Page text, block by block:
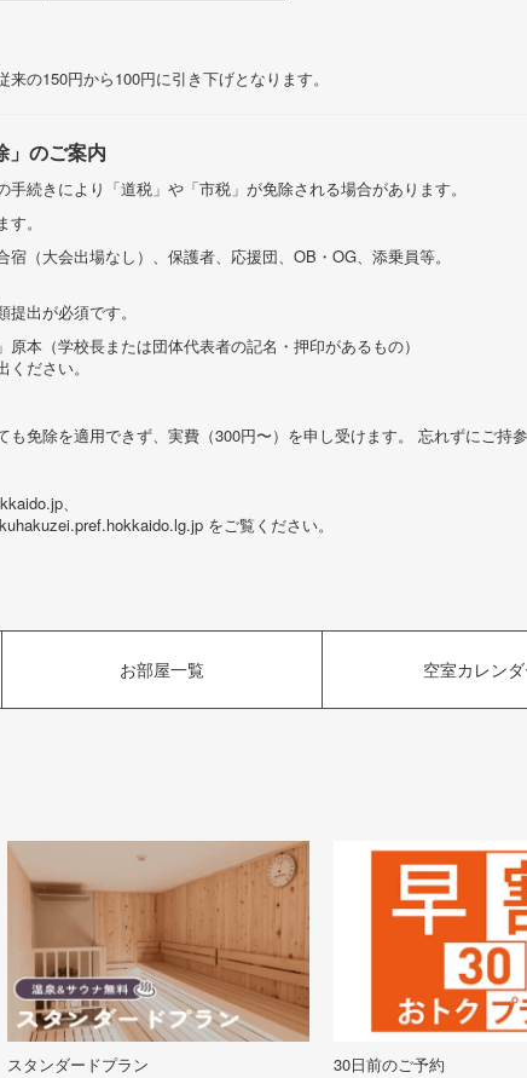
の150円から100円に引き下げとなります。
」のご案内
続きにより「道税」や「市税」が免除される場合があります。
。
（大会出場なし）、保護者、応援団、OB・OG、添乗員等。
出が必須です。
本（学校長または団体代表者の記名・押印があるもの）
ださい。
免除を適用できず、実費（300円〜）を申し受けます。 忘れずにご持参
、
をご覧ください。
お部屋一覧 空室カレン
スタンダードプラン 30日前のご予約